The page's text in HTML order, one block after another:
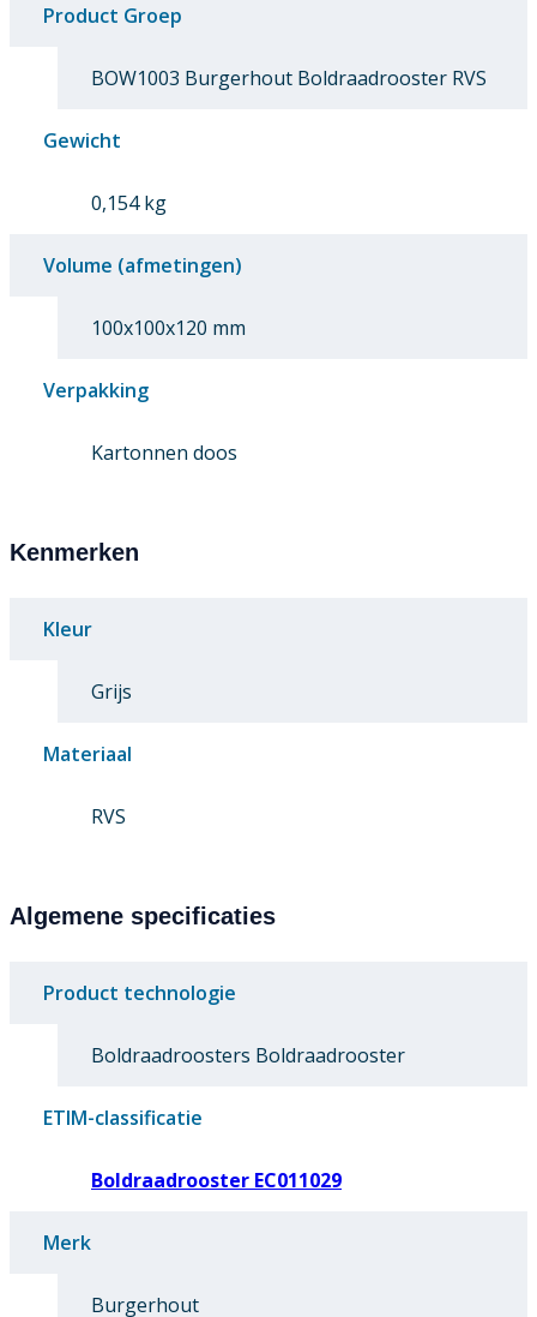
Product Groep
BOW1003 Burgerhout Boldraadrooster RVS
Gewicht
0,154 kg
Volume (afmetingen)
100x100x120 mm
Verpakking
Kartonnen doos
Kenmerken
Kleur
Grijs
Materiaal
RVS
Algemene specificaties
Product technologie
Boldraadroosters Boldraadrooster
ETIM-classificatie
Boldraadrooster EC011029
Merk
Burgerhout